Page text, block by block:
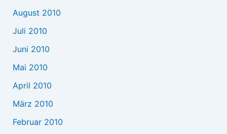
August 2010
Juli 2010
Juni 2010
Mai 2010
April 2010
März 2010
Februar 2010